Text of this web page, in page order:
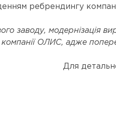
ребрендингу
заводу, модернізація
ОЛИС, адже
Для